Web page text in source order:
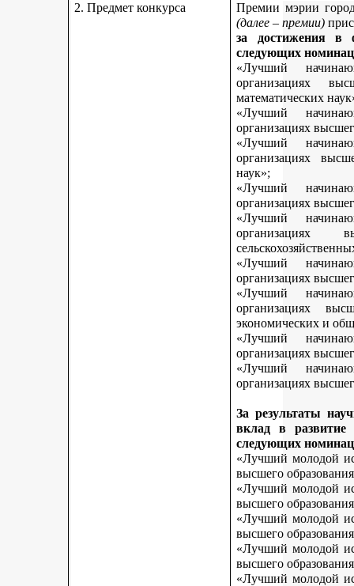
2. Предмет конкурса
Премии мэрии
(далее – премии)
за достижения в
следующих
«Лучший
организациях
математических
«Лучший
организациях
«Лучший
организациях
наук»;
«Лучший
организациях
«Лучший
организациях
«Лучший
организациях
«Лучший
организациях
экономических и
«Лучший
организациях
«Лучший
организациях
За результаты
вклад в развитие
следующих
«Лучший молодой
высшего
«Лучший молодой
высшего
«Лучший молодой
высшего
«Лучший молодой
высшего
«Лучший молодой